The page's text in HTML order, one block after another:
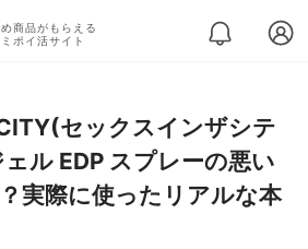
商品がもらえる
ポイ活サイト
セックスインザシテ
ル EDP スプレーの悪い
実際に使ったリアルな本